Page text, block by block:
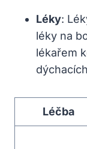
Léky:
léky na
lékařem‌
Léčba